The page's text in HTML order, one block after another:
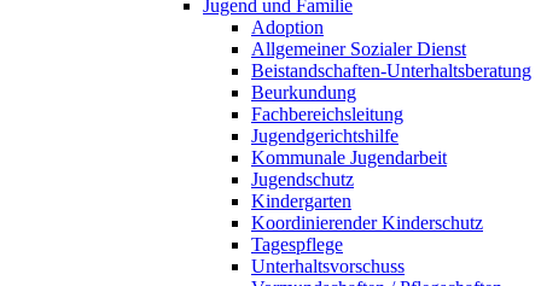
Jugend und Familie
Adoption
Allgemeiner Sozialer Dienst
Beistandschaften-Unterhaltsberatung
Beurkundung
Fachbereichsleitung
Jugendgerichtshilfe
Kommunale Jugendarbeit
Jugendschutz
Kindergarten
Koordinierender Kinderschutz
Tagespflege
Unterhaltsvorschuss